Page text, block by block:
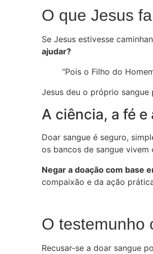
O que Jesus
Se Jesus estivesse
ajudar?
“Pois o Filho do
Jesus deu o próprio sangue
A ciência, a fé
Doar sangue é seguro,
os bancos de sangue
Negar a doação com base
compaixão e da ação
O testemunho
Recusar-se a doar sangue